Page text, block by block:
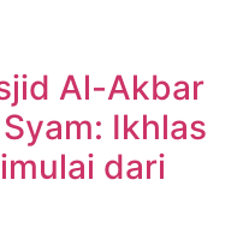
Al-Akbar
Ikhlas
dari